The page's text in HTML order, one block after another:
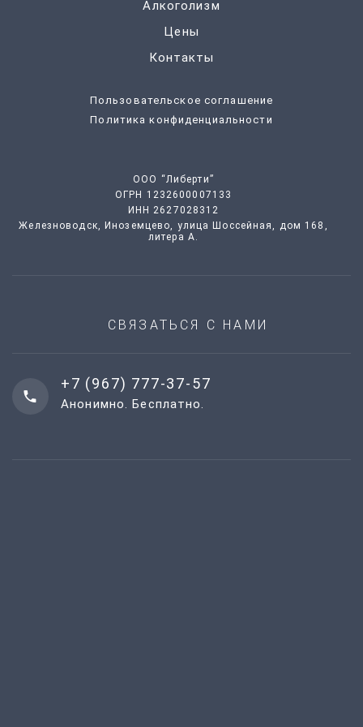
Алкоголизм
Цены
Контакты
Пользовательское соглашение
Политика конфиденциальности
ООО “Либерти”
ОГРН 1232600007133
ИНН 2627028312
Железноводск, Иноземцево, улица Шоссейная, дом 168,
литера А.
СВЯЗАТЬСЯ С НАМИ
+7 (967) 777-37-57
Анонимно. Бесплатно.